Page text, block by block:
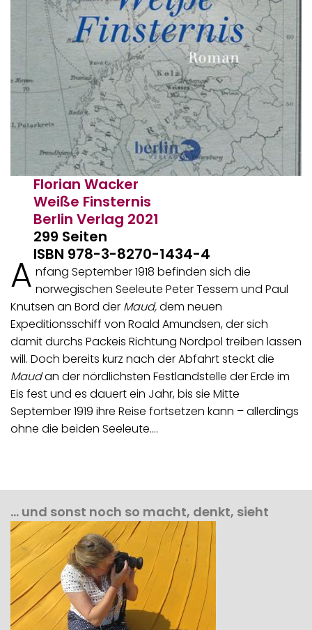
Florian Wacker
Weiße Finsternis
Berlin Verlag 2021
299 Seiten
ISBN 978-3-8270-1434-4
A nfang September 1918 befinden sich die
norwegischen Seeleute Peter Tessem und Paul
Knutsen an Bord der Maud,dem neuen
Expeditionsschiff von Roald Amundsen, der sich
damit durchs Packeis Richtung Nordpol treiben lassen
will. Doch bereits kurz nach der Abfahrt steckt die
Maudan der nördlichsten Festlandstelle der Erde im
Eis fest und es dauert ein Jahr, bis sie Mitte
September 1919 ihre Reise fortsetzen kann – allerdings
ohne die beiden Seeleute.…
… und sonst noch so macht, denkt, sieht